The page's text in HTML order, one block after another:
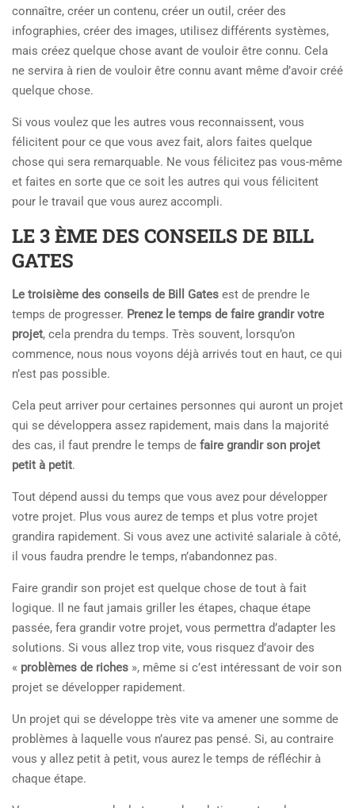
connaître, créer un contenu, créer un outil, créer des
infographies, créer des images, utilisez différents systèmes,
mais créez quelque chose avant de vouloir être connu. Cela
ne servira à rien de vouloir être connu avant même d’avoir créé
quelque chose.
Si vous voulez que les autres vous reconnaissent, vous
félicitent pour ce que vous avez fait, alors faites quelque
chose qui sera remarquable. Ne vous félicitez pas vous-même
et faites en sorte que ce soit les autres qui vous félicitent
pour le travail que vous aurez accompli.
LE 3 ÈME DES CONSEILS DE BILL
GATES
Le troisième des conseils de Bill Gates est de prendre le
temps de progresser. Prenez le temps de faire grandir votre
projet, cela prendra du temps. Très souvent, lorsqu’on
commence, nous nous voyons déjà arrivés tout en haut, ce qui
n’est pas possible.
Cela peut arriver pour certaines personnes qui auront un projet
qui se développera assez rapidement, mais dans la majorité
des cas, il faut prendre le temps de faire grandir son projet
petit à petit.
Tout dépend aussi du temps que vous avez pour développer
votre projet. Plus vous aurez de temps et plus votre projet
grandira rapidement. Si vous avez une activité salariale à côté,
il vous faudra prendre le temps, n’abandonnez pas.
Faire grandir son projet est quelque chose de tout à fait
logique. Il ne faut jamais griller les étapes, chaque étape
passée, fera grandir votre projet, vous permettra d’adapter les
solutions. Si vous allez trop vite, vous risquez d’avoir des
« problèmes de riches », même si c’est intéressant de voir son
projet se développer rapidement.
Un projet qui se développe très vite va amener une somme de
problèmes à laquelle vous n’aurez pas pensé. Si, au contraire
vous y allez petit à petit, vous aurez le temps de réfléchir à
chaque étape.